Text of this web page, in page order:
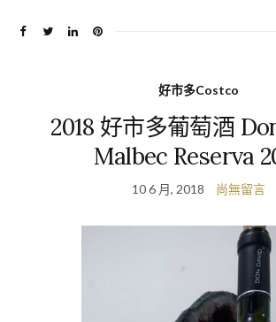
好市多Costco
2018 好市多葡萄酒
Malbec Reserva
10 6 月, 2018 尚無留言